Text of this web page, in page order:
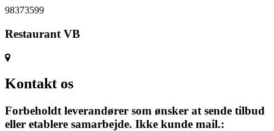
98373599
Restaurant VB
Kontakt os
Forbeholdt leverandører som ønsker at sende tilbud
eller etablere samarbejde. Ikke kunde mail.: